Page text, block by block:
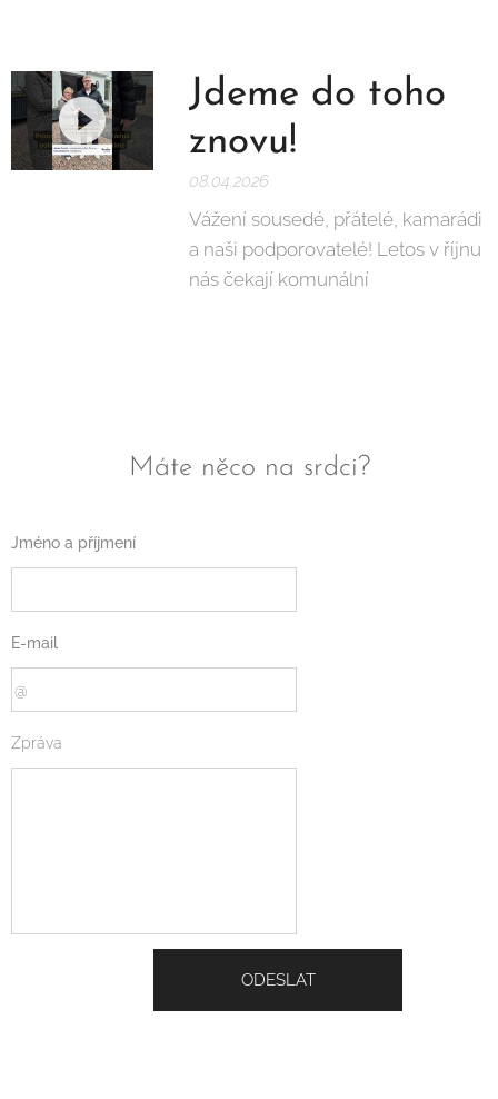
Jdeme do toho
znovu!
08.04.2026
Vážení sousedé, přátelé, kamarádi
a naši podporovatelé! Letos v říjnu
nás čekají komunální
Máte něco na srdci?
Jméno a příjmení
E-mail
Zpráva
ODESLAT